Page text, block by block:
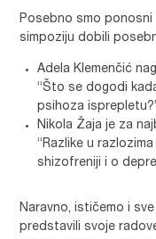
Posebno smo ponosni
simpoziju dobili
Adela Klemenčić
“Što se dogodi
psihoza
Nikola Žaja je za
“Razlike u
shizofreniji i o
Naravno, ističemo i
predstavili svoje